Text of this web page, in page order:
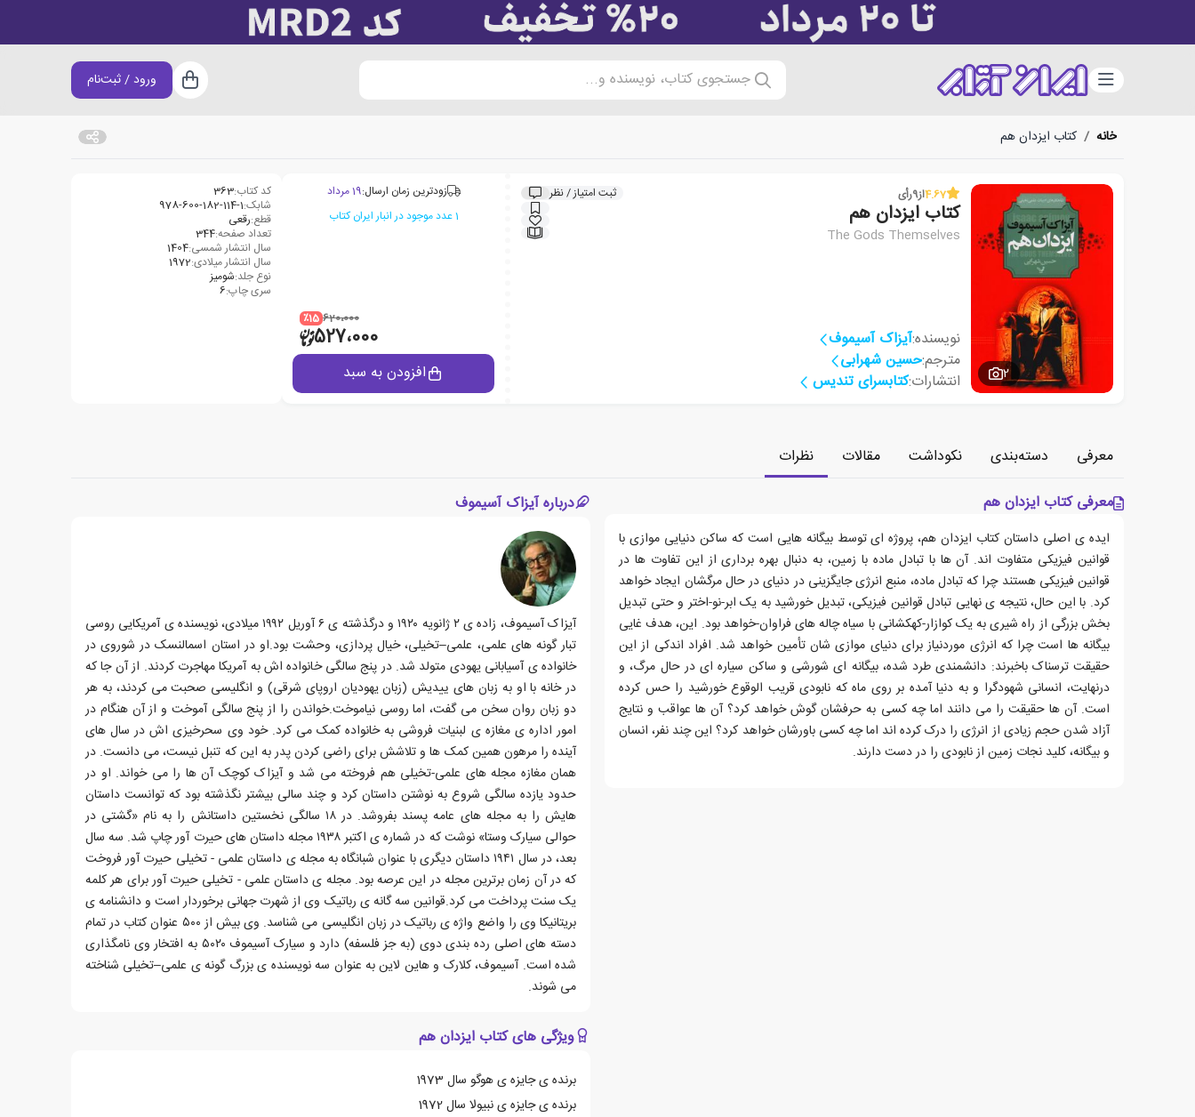
دسته‌بندی جستجوی کتاب، نویسنده و... سبد خرید
ورود / ثبت‌نام
خانه / کتاب ایزدان هم
2
4.67از9رأی ثبت امتیاز / نظر
کتاب ایزدان هم
The Gods Themselves
نویسنده:آیزاک آسیموف
مترجم:حسین شهرابی
انتشارات:کتابسرای تندیس
زودترین زمان ارسال:19 مرداد
1 عدد موجود در انبار ایران کتاب
620،000 ٪15
527،000
افزودن به سبد
کد کتاب:363
شابک:978-600-182-114-1
قطع:رقعی
تعداد صفحه:344
سال انتشار شمسی:1404
سال انتشار میلادی:1972
نوع جلد:شومیز
سری چاپ:6
معرفی دسته‌بندی نکوداشت مقالات
نظرات
معرفی کتاب ایزدان هم
ایده ی اصلی داستان کتاب ایزدان هم، پروژه ای توسط بیگانه هایی است که ساکن دنیایی موازی با
قوانین فیزیکی متفاوت اند. آن ها با تبادل ماده با زمین، به دنبال بهره برداری از این تفاوت ها در
قوانین فیزیکی هستند چرا که تبادل ماده، منبع انرژی جایگزینی در دنیای در حال مرگشان ایجاد خواهد
کرد. با این حال، نتیجه ی نهایی تبادل قوانین فیزیکی، تبدیل خورشید به یک ابر-نو-اختر و حتی تبدیل
بخش بزرگی از راه شیری به یک کوازار-کهکشانی با سیاه چاله های فراوان-خواهد بود. این، هدف غایی
بیگانه ها است چرا که انرژی موردنیاز برای دنیای موازی شان تأمین خواهد شد. افراد اندکی از این
حقیقت ترسناک باخبرند: دانشمندی طرد شده، بیگانه ای شورشی و ساکن سیاره ای در حال مرگ، و
درنهایت، انسانی شهودگرا و به دنیا آمده بر روی ماه که نابودی قریب الوقوع خورشید را حس کرده
است. آن ها حقیقت را می دانند اما چه کسی به حرفشان گوش خواهد کرد؟ آن ها عواقب و نتایج
آزاد شدن حجم زیادی از انرژی را درک کرده اند اما چه کسی باورشان خواهد کرد؟ این چند نفر، انسان
و بیگانه، کلید نجات زمین از نابودی را در دست دارند.
درباره آیزاک آسیموف
آیزاک آسیموف، زاده ی ۲ ژانویه ۱۹۲۰ و درگذشته ی ۶ آوریل ۱۹۹۲ میلادی، نویسنده ی آمریکایی روسی
تبار گونه های علمی، علمی–تخیلی، خیال پردازی، وحشت بود.او در استان اسمالنسک در شوروی در
خانواده ی آسیابانی یهودی متولد شد. در پنج سالگی خانواده اش به آمریکا مهاجرت کردند. از آن جا که
در خانه با او به زبان های ییدیش (زبان یهودیان اروپای شرقی) و انگلیسی صحبت می کردند، به هر
دو زبان روان سخن می گفت، اما روسی نیاموخت.خواندن را از پنج سالگی آموخت و از آن هنگام در
امور اداره ی مغازه ی لبنیات فروشی به خانواده کمک می کرد. خود وی سحرخیزی اش در سال های
آینده را مرهون همین کمک ها و تلاشش برای راضی کردن پدر به این که تنبل نیست، می دانست. در
همان مغازه مجله های علمی-تخیلی هم فروخته می شد و آیزاک کوچک آن ها را می خواند. او در
حدود یازده سالگی شروع به نوشتن داستان کرد و چند سالی بیشتر نگذشته بود که توانست داستان
هایش را به مجله های عامه پسند بفروشد. در ۱۸ سالگی نخستین داستانش را به نام «گشتی در
حوالی سیارک وستا» نوشت که در شماره ی اکتبر ۱۹۳۸ مجله داستان های حیرت آور چاپ شد. سه سال
بعد، در سال ۱۹۴۱ داستان دیگری با عنوان شبانگاه به مجله ی داستان علمی - تخیلی حیرت آور فروخت
که در آن زمان برترین مجله در این عرصه بود. مجله ی داستان علمی - تخیلی حیرت آور برای هر کلمه
یک سنت پرداخت می کرد.قوانین سه گانه ی رباتیک وی از شهرت جهانی برخوردار است و دانشنامه ی
بریتانیکا وی را واضع واژه ی رباتیک در زبان انگلیسی می شناسد. وی بیش از ۵۰۰ عنوان کتاب در تمام
دسته های اصلی رده بندی دوی (به جز فلسفه) دارد و سیارک آسیموف ۵۰۲۰ به افتخار وی نامگذاری
شده است. آسیموف، کلارک و هاین لاین به عنوان سه نویسنده ی بزرگ گونه ی علمی–تخیلی شناخته
می شوند.
ویژگی های کتاب ایزدان هم
برنده ی جایزه ی هوگو سال 1973
برنده ی جایزه ی نبیولا سال 1972